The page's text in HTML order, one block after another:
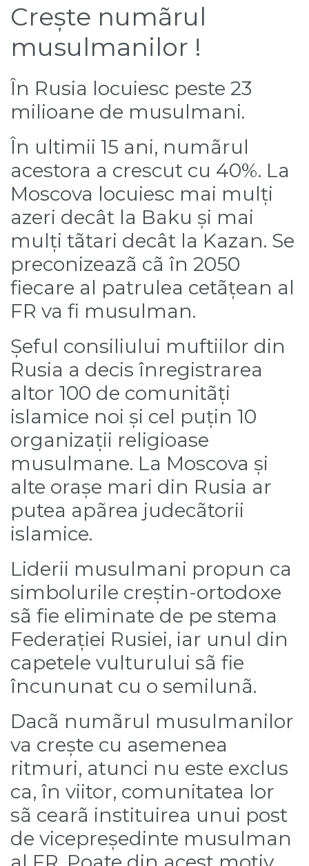
Crește numãrul
musulmanilor !
În Rusia locuiesc peste 23
milioane de musulmani.
În ultimii 15 ani, numãrul
acestora a crescut cu 40%. La
Moscova locuiesc mai mulți
azeri decât la Baku și mai
mulți tãtari decât la Kazan. Se
preconizeazã cã în 2050
fiecare al patrulea cetãțean al
FR va fi musulman.
Șeful consiliului muftiilor din
Rusia a decis înregistrarea
altor 100 de comunitãți
islamice noi și cel puțin 10
organizații religioase
musulmane. La Moscova și
alte orașe mari din Rusia ar
putea apãrea judecãtorii
islamice.
Liderii musulmani propun ca
simbolurile creștin-ortodoxe
sã fie eliminate de pe stema
Federației Rusiei, iar unul din
capetele vulturului sã fie
încununat cu o semilunã.
Dacã numãrul musulmanilor
va crește cu asemenea
ritmuri, atunci nu este exclus
ca, în viitor, comunitatea lor
sã cearã instituirea unui post
de vicepreședinte musulman